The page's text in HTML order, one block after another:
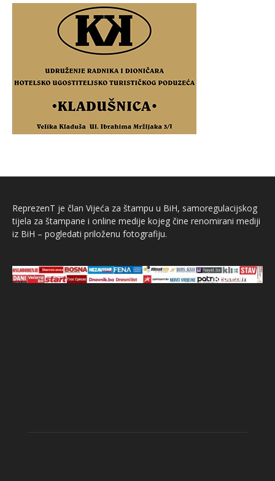
ReprezenT je član Vijeća za štampu u BiH, samoregulacijskog
tijela za štampane i online medije kojeg čine renomirani mediji
iz BiH – pogledati priloženu fotografiju.